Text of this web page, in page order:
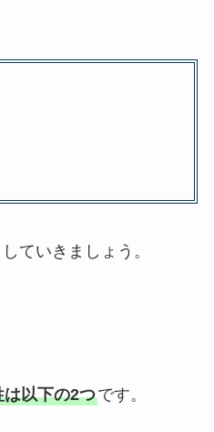
ていきましょう。
は以下の2つです。